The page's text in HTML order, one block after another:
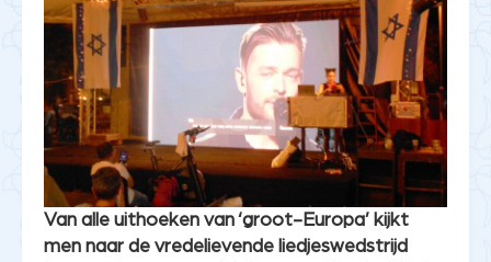
Van alle uithoeken van ‘groot-Europa’ kijkt
men naar de vredelievende liedjeswedstrijd